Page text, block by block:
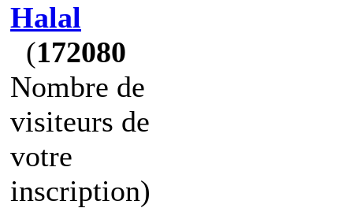
Halal
(172080
Nombre de
visiteurs de
votre
inscription)